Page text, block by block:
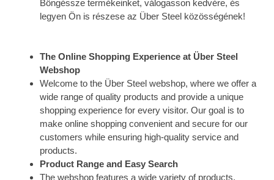
Böngéssze termékeinket, válogasson kedvére, és
legyen Ön is részese az Über Steel közösségének!
The Online Shopping Experience at Über Steel
Webshop
Welcome to the Über Steel webshop, where we offer a
wide range of quality products and provide a unique
shopping experience for every visitor. Our goal is to
make online shopping convenient and secure for our
customers while ensuring high-quality service and
products.
Product Range and Easy Search
The webshop features a wide variety of products,